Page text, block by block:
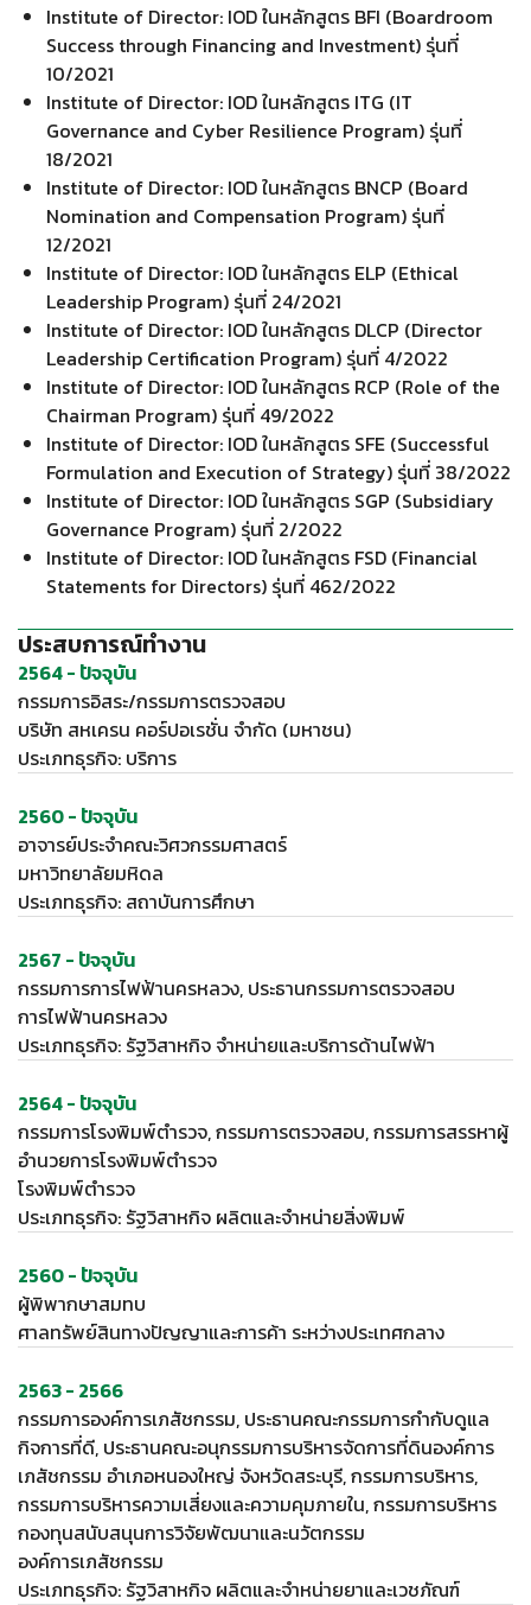
Institute of Director: IOD ในหลักสูตร BFI (Boardroom
Success through Financing and Investment) รุ่นที่
10/2021
Institute of Director: IOD ในหลักสูตร ITG (IT
Governance and Cyber Resilience Program) รุ่นที่
18/2021
Institute of Director: IOD ในหลักสูตร BNCP (Board
Nomination and Compensation Program) รุ่นที่
12/2021
Institute of Director: IOD ในหลักสูตร ELP (Ethical
Leadership Program) รุ่นที่ 24/2021
Institute of Director: IOD ในหลักสูตร DLCP (Director
Leadership Certification Program) รุ่นที่ 4/2022
Institute of Director: IOD ในหลักสูตร RCP (Role of the
Chairman Program) รุ่นที่ 49/2022
Institute of Director: IOD ในหลักสูตร SFE (Successful
Formulation and Execution of Strategy) รุ่นที่ 38/2022
Institute of Director: IOD ในหลักสูตร SGP (Subsidiary
Governance Program) รุ่นที่ 2/2022
Institute of Director: IOD ในหลักสูตร FSD (Financial
Statements for Directors) รุ่นที่ 462/2022
ประสบการณ์ทำงาน
2564 - ปัจจุบัน
กรรมการอิสระ/กรรมการตรวจสอบ
บริษัท สหเครน คอร์ปอเรชั่น จำกัด (มหาชน)
ประเภทธุรกิจ: บริการ
2560 - ปัจจุบัน
อาจารย์ประจำคณะวิศวกรรมศาสตร์
มหาวิทยาลัยมหิดล
ประเภทธุรกิจ: สถาบันการศึกษา
2567 - ปัจจุบัน
กรรมการการไฟฟ้านครหลวง, ประธานกรรมการตรวจสอบ
การไฟฟ้านครหลวง
ประเภทธุรกิจ: รัฐวิสาหกิจ จำหน่ายและบริการด้านไฟฟ้า
2564 - ปัจจุบัน
กรรมการโรงพิมพ์ตำรวจ, กรรมการตรวจสอบ, กรรมการสรรหาผู้
อำนวยการโรงพิมพ์ตำรวจ
โรงพิมพ์ตำรวจ
ประเภทธุรกิจ: รัฐวิสาหกิจ ผลิตและจำหน่ายสิ่งพิมพ์
2560 - ปัจจุบัน
ผู้พิพากษาสมทบ
ศาลทรัพย์สินทางปัญญาและการค้า ระหว่างประเทศกลาง
2563 - 2566
กรรมการองค์การเภสัชกรรม, ประธานคณะกรรมการกำกับดูแล
กิจการที่ดี, ประธานคณะอนุกรรมการบริหารจัดการที่ดินองค์การ
เภสัชกรรม อำเภอหนองใหญ่ จังหวัดสระบุรี, กรรมการบริหาร,
กรรมการบริหารความเสี่ยงและความคุมภายใน, กรรมการบริหาร
กองทุนสนับสนุนการวิจัยพัฒนาและนวัตกรรม
องค์การเภสัชกรรม
ประเภทธุรกิจ: รัฐวิสาหกิจ ผลิตและจำหน่ายยาและเวชภัณฑ์